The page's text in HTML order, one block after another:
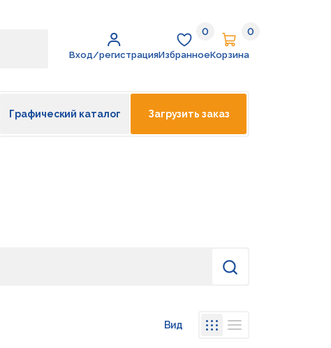
Вход/регистрация
Избранное
0
Избранное
Корзина
0
Корзина
Графический каталог Загрузить заказ
Найти
Вид